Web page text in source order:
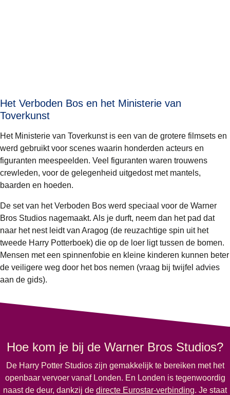
Het Verboden Bos en het Ministerie van
Toverkunst
Het Ministerie van Toverkunst is een van de grotere filmsets en
werd gebruikt voor scenes waarin honderden acteurs en
figuranten meespeelden. Veel figuranten waren trouwens
crewleden, voor de gelegenheid uitgedost met mantels,
baarden en hoeden.
De set van het Verboden Bos werd speciaal voor de Warner
Bros Studios nagemaakt. Als je durft, neem dan het pad dat
naar het nest leidt van Aragog (de reuzachtige spin uit het
tweede Harry Potterboek) die op de loer ligt tussen de bomen.
Mensen met een spinnenfobie en kleine kinderen kunnen beter
de veiligere weg door het bos nemen (vraag bij twijfel advies
aan de gids).
Hoe kom je bij de Warner Bros Studios?
De Harry Potter Studios zijn gemakkelijk te bereiken met het
openbaar vervoer vanaf Londen. En Londen is tegenwoordig
naast de deur, dankzij de directe Eurostar-verbinding. Je staat